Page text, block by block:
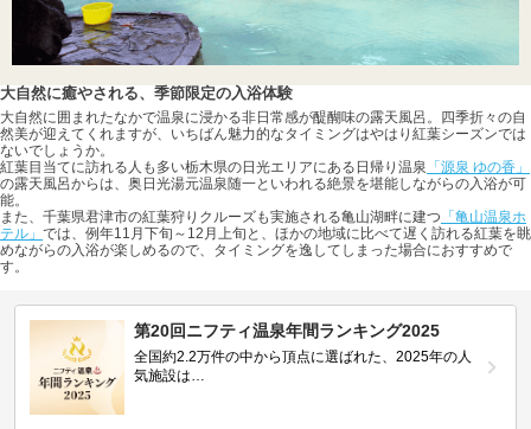
大自然に癒やされる、季節限定の入浴体験
大自然に囲まれたなかで温泉に浸かる非日常感が醍醐味の露天風呂。四季折々の自
然美が迎えてくれますが、いちばん魅力的なタイミングはやはり紅葉シーズンでは
ないでしょうか。
紅葉目当てに訪れる人も多い栃木県の日光エリアにある日帰り温泉 「源泉 ゆの香」
の露天風呂からは、奥日光湯元温泉随一といわれる絶景を堪能しながらの入浴が可
能。
また、千葉県君津市の紅葉狩りクルーズも実施される亀山湖畔に建つ 「亀山温泉ホ
テル」 では、例年11月下旬～12月上旬と、ほかの地域に比べて遅く訪れる紅葉を眺
めながらの入浴が楽しめるので、タイミングを逸してしまった場合におすすめで
す。
第20回ニフティ温泉年間ランキング2025
全国約2.2万件の中から頂点に選ばれた、2025年の人
気施設は…